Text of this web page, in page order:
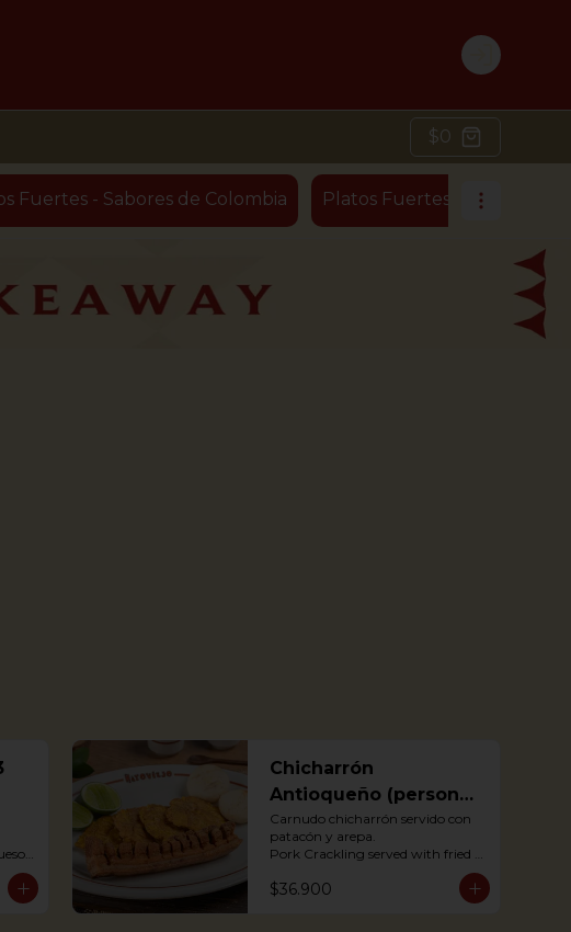
Login
$0
Fuertes - Sabores de Colombia Platos Fuertes - Ensaladas
Chicharrón
Antioqueño (personal
o para compartir)
Carnudo chicharrón servido con
patacón y arepa.
Pork Crackling served with fried
$36.900